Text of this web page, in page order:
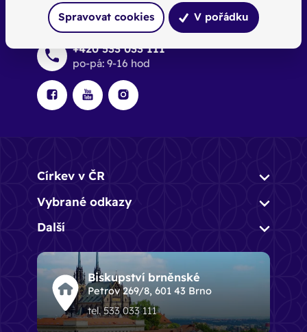
brno@biskupstvi.cz
+420 533 033 111
po-pá: 9-16 hod
Církev v ČR
Vybrané odkazy
Další
Biskupství brněnské
Petrov 269/8, 601 43 Brno
tel. 533 033 111
Spravovat cookies V pořádku